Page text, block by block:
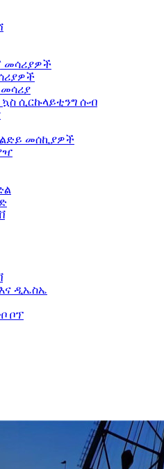
መሳሪያዎች
ሲርኩላይቲንግ ሱብ
መሰኪያዎች
ዲኤስኤ
ቦፕ